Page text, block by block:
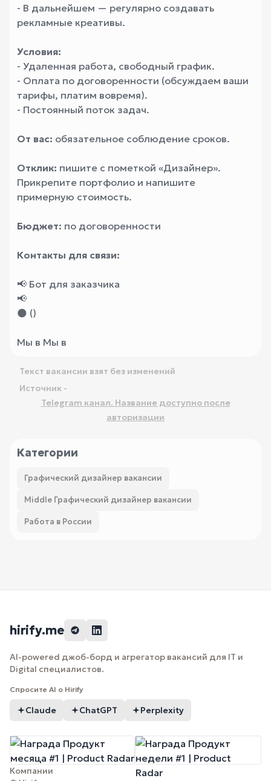
- В дальнейшем — регулярно создавать
рекламные креативы.
Условия:
- Удаленная работа, свободный график.
- Оплата по договоренности (обсуждаем ваши
тарифы, платим вовремя).
- Постоянный поток задач.
От вас: обязательное соблюдение сроков.
Отклик: пишите с пометкой «Дизайнер».
Прикрепите портфолио и напишите
примерную стоимость.
Бюджет: по договоренности
Контакты для связи:
📢 Бот для заказчика
📢
🌑 ()
Мы в Мы в
Текст вакансии взят без изменений
Источник -
Telegram канал. Название доступно после
авторизации
Категории
Графический дизайнер вакансии
Middle Графический дизайнер вакансии
Работа в России
hirify.me
AI-powered джоб-борд и агрегатор вакансий для IT и
Digital специалистов.
Спросите AI о Hirify
Claude ChatGPT Perplexity
Компании